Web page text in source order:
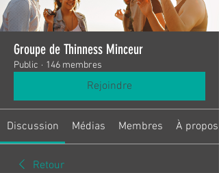
Groupe de Thinness Minceur
Public · 146 membres
Rejoindre
Discussion Médias Membres À propos
Retour